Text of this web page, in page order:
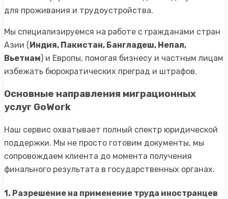
для проживания и трудоустройства.
Мы специализируемся на работе с гражданами стран
Азии (Индия, Пакистан, Бангладеш, Непал,
Вьетнам) и Европы, помогая бизнесу и частным лицам
избежать бюрократических преград и штрафов.
Основные направления миграционных
услуг GoWork
Наш сервис охватывает полный спектр юридической
поддержки. Мы не просто готовим документы, мы
сопровождаем клиента до момента получения
финального результата в государственных органах.
1. Разрешение на применение труда иностранцев